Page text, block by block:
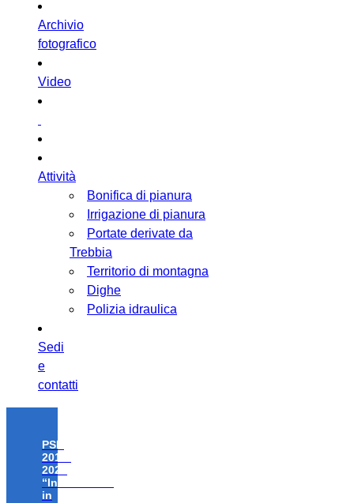
Archivio
fotografico
Video
Attività
Bonifica di pianura
Irrigazione di pianura
Portate derivate da
Trebbia
Territorio di montagna
Dighe
Polizia idraulica
Sedi
e
contatti
PSR
2014-
2020
“Investimenti
in